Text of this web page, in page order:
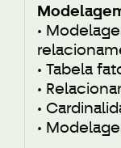
•
• Tabela
•
•
•